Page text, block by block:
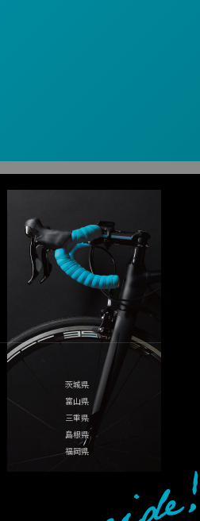
茨城県
富山県
三重県
島根県
福岡県